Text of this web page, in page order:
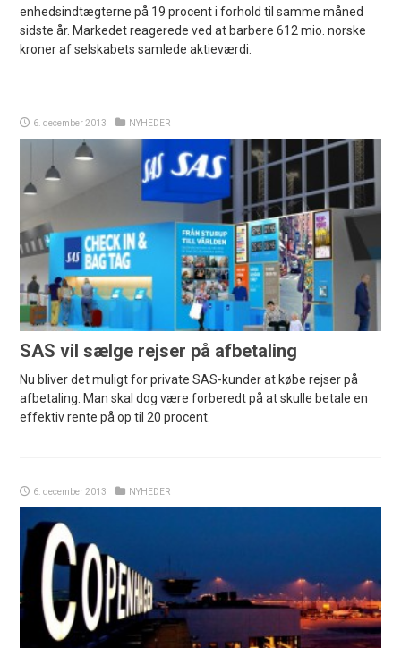
enhedsindtægterne på 19 procent i forhold til samme måned
sidste år. Markedet reagerede ved at barbere 612 mio. norske
kroner af selskabets samlede aktieværdi.
6. december 2013 NYHEDER
SAS vil sælge rejser på afbetaling
Nu bliver det muligt for private SAS-kunder at købe rejser på
afbetaling. Man skal dog være forberedt på at skulle betale en
effektiv rente på op til 20 procent.
6. december 2013 NYHEDER